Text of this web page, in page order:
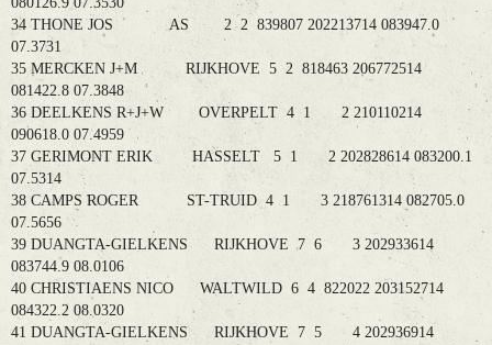
34 THONE JOS AS 2 2 839807 202213714 083947.0
07.3731
35 MERCKEN J+M RIJKHOVE 5 2 818463 206772514
081422.8 07.3848
36 DEELKENS R+J+W OVERPELT 4 1 2 210110214
090618.0 07.4959
37 GERIMONT ERIK HASSELT 5 1 2 202828614 083200.1
07.5314
38 CAMPS ROGER ST-TRUID 4 1 3 218761314 082705.0
07.5656
39 DUANGTA-GIELKENS RIJKHOVE 7 6 3 202933614
083744.9 08.0106
40 CHRISTIAENS NICO WALTWILD 6 4 822022 203152714
084322.2 08.0320
41 DUANGTA-GIELKENS RIJKHOVE 7 5 4 202936914